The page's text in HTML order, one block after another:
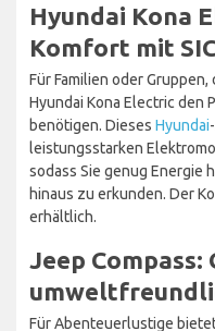
Hyundai Kona
Komfort mit
Für Familien oder
Hyundai Kona Electric den
benötigen. Dieses Hyundai
leistungsstarken
sodass Sie genug Energie
hinaus zu erkunden. Der
erhältlich.
Jeep
Für Abenteuerlustige